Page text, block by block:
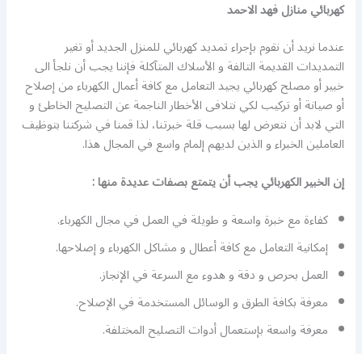
كهربائي منازل فهد الاحمد
عندما نريد أن نقوم بإجراء تمديد كهربائي للمنزل الجديد أو تغير
التمديدات القديمة التالفة و الأسلاك المتآكلة فإننا يجب أن نلجأ الى
خبير أو مصلح كهربائي يجيد التعامل مع كافة أعمال الكهرباء من إصلاح
أو صيانة أو تركيب لكي نتلافى الأخطار الناجمة عن التصليح الخاطئ و
التي لابد أن نتعرض لها بسبب قلة خبرتنا، لذا قمنا في شركتنا بتوظيف
العاملين الخبراء و الذين لديهم إلمام واسع في المجال هذا.
إن الخبير الكهربائي يجب أن يتمتع بصفات عديدة منها :
كفاءة مع خبرة واسعة و طويلة في العمل في مجال الكهرباء.
إمكانية التعامل مع كافة أعطال و مشاكل الكهرباء و إصلاحها.
العمل بحرص و دقة و هدوء مع السرعة في الإنجاز.
معرفة بكافة الطرق و الوسائل المستخدمة في الإصلاح.
معرفة واسعة بإستعمال أدوات التصليح المختلفة.